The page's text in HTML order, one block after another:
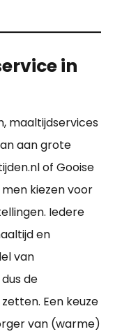
in
maaltijdservices
aan grote
of Gooise
kiezen voor
Iedere
en
van
de
Een keuze
van (warme)